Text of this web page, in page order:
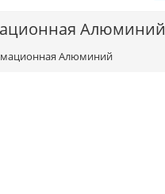
Алюминий
Алюминий